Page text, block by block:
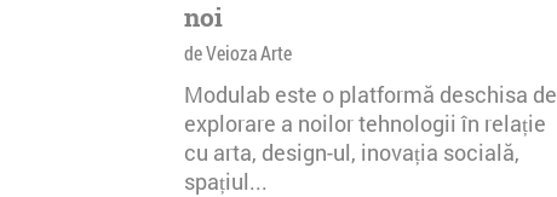
noi
de Veioza Arte
Modulab este o platformă deschisa de
explorare a noilor tehnologii în relație
cu arta, design-ul, inovația socială,
spațiul...